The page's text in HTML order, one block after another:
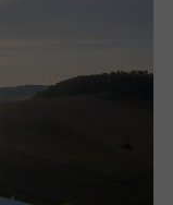
o to,
byly
Dům tak